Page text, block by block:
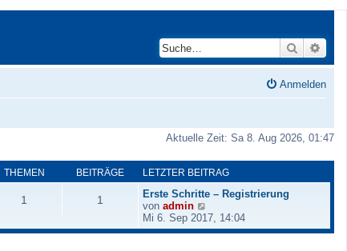
Suche
Anmelden
Aktuelle Zeit: Sa 8. Aug 2026, 01:47
THEMEN BEITRÄGE LETZTER BEITRAG
1 1
Erste Schritte – Registrierung
von admin
e
u
Mi 6. Sep 2017, 14:04